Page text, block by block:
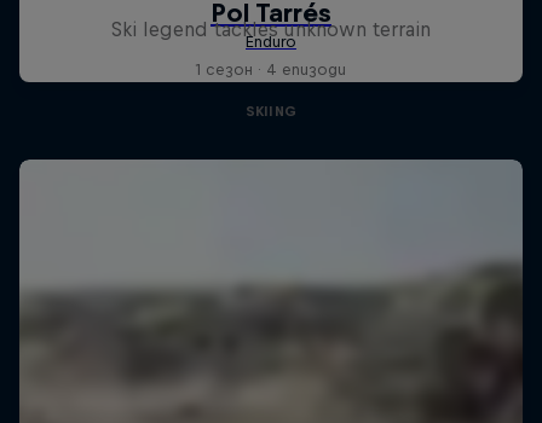
Ski legend tackles unknown terrain
1 сезон · 4 епизоди
SKIING